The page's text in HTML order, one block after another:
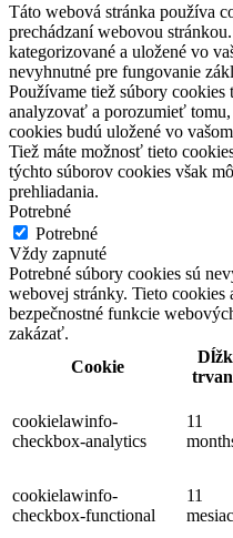
Táto webová stránka používa
prechádzaní webovou
kategorizované a uložené vo
nevyhnutné pre fungovanie
Používame tiež súbory cookies
analyzovať a porozumieť
cookies budú uložené vo
Tiež máte možnosť tieto
týchto súborov cookies však
prehliadania.
Potrebné
Potrebné
Vždy zapnuté
Potrebné súbory cookies sú
webovej stránky. Tieto cookies
bezpečnostné funkcie
zakázať.
Cookie
cookielawinfo-
checkbox-analytics
11
cookielawinfo-
checkbox-functional
11